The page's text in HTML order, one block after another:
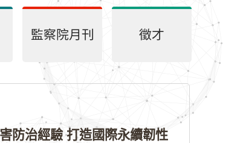
監察院月刊 徵才
防治經驗 打造國際永續韌性